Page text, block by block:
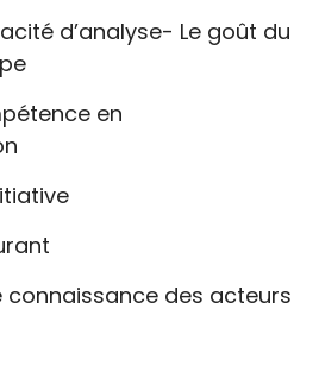
d’analyse- Le goût du
en
connaissance des acteurs